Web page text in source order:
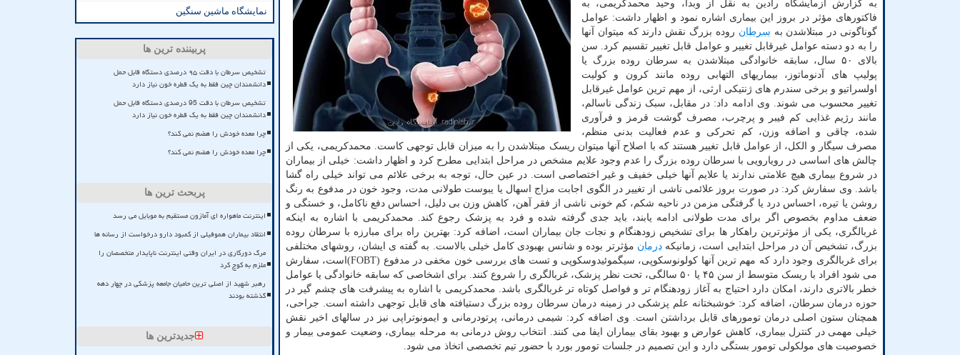
به گزارش آزمایشگاه رادین به نقل از وبدا، وحید محمدکریمی، به
فاکتورهای مؤثر در بروز این بیماری اشاره نمود و اظهار داشت: عوامل
گوناگونی در مبتلاشدن به سرطان روده بزرگ نقش دارند که میتوان آنها
را به دو دسته عوامل غیرقابل تغییر و عوامل قابل تغییر تقسیم کرد. سن
بالای ۵۰ سال، سابقه خانوادگی مبتلاشدن به سرطان روده بزرگ یا
پولیپ های آدنوماتوز، بیماریهای التهابی روده مانند کرون و کولیت
اولسراتیو و برخی سندرم های ژنتیکی ارثی، از مهم ترین عوامل غیرقابل
تغییر محسوب می شوند. وی ادامه داد: در مقابل، سبک زندگی ناسالم،
مانند رژیم غذایی کم فیبر و پرچرب، مصرف گوشت قرمز و فرآوری
شده، چاقی و اضافه وزن، کم تحرکی و عدم فعالیت بدنی منظم،
مصرف سیگار و الکل، از عوامل قابل تغییر هستند که با اصلاح آنها میتوان ریسک مبتلاشدن را به میزان قابل توجهی کاست. محمدکریمی، یکی از
چالش های اساسی در رویارویی با سرطان روده بزرگ را عدم وجود علایم مشخص در مراحل ابتدایی مطرح کرد و اظهار داشت: خیلی از بیماران
در شروع بیماری هیچ علامتی ندارند یا علایم آنها خیلی خفیف و غیر اختصاصی است. در عین حال، توجه به برخی علائم می تواند خیلی راه گشا
باشد. وی سفارش کرد: در صورت بروز علائمی ناشی از تغییر در الگوی اجابت مزاج اسهال یا یبوست طولانی مدت، وجود خون در مدفوع به رنگ
روشن یا تیره، احساس درد یا گرفتگی مزمن در ناحیه شکم، کم خونی ناشی از فقر آهن، کاهش وزن بی دلیل، احساس دفع ناکامل، و خستگی و
ضعف مداوم بخصوص اگر برای مدت طولانی ادامه یابند، باید جدی گرفته شده و فرد به پزشک رجوع کند. محمدکریمی با اشاره به اینکه
غربالگری، یکی از مؤثرترین راهکار ها برای تشخیص زودهنگام و نجات جان بیماران است، اضافه کرد: بهترین راه برای مبارزه با سرطان روده
بزرگ، تشخیص آن در مراحل ابتدایی است، زمانیکهدرمان مؤثرتر بوده و شانس بهبودی کامل خیلی بالاست. به گفته ی ایشان، روشهای مختلفی
برای غربالگری وجود دارد که مهم ترین آنها کولونوسکوپی، سیگموئیدوسکوپی و تست های بررسی خون مخفی در مدفوع (FOBT)است، سفارش
می شود افراد با ریسک متوسط از سن ۴۵ یا ۵۰ سالگی، تحت نظر پزشک، غربالگری را شروع کنند. برای اشخاصی که سابقه خانوادگی یا عوامل
خطر بالاتری دارند، امکان دارد احتیاج به آغاز زودهنگام تر و فواصل کوتاه تر غربالگری باشد. محمدکریمی با اشاره به پیشرفت های چشم گیر در
حوزه درمان سرطان، اضافه کرد: خوشبختانه علم پزشکی در زمینه درمان سرطان روده بزرگ دستیافته های قابل توجهی داشته است. جراحی،
همچنان ستون اصلی درمان تومورهای قابل برداشتن است. وی اضافه کرد: شیمی درمانی، پرتودرمانی و ایمونوتراپی نیز در سالهای اخیر نقش
خیلی مهمی در کنترل بیماری، کاهش عوارض و بهبود بقای بیماران ایفا می کنند. انتخاب روش درمانی به مرحله بیماری، وضعیت عمومی بیمار و
خصوصیت های مولکولی تومور بستگی دارد و این تصمیم در جلسات تومور بورد با حضور تیم تخصصی اتخاذ می شود.
نمایشگاه ماشین سنگین
پربیننده ترین ها
تشخیص سرطان با دقت ۹۵ درصدی دستگاه قابل حمل
دانشمندان چین فقط به یک قطره خون نیاز دارد
تشخیص سرطان با دقت 95 درصدی دستگاه قابل حمل
دانشمندان چین فقط به یک قطره خون نیاز دارد
چرا معده خودش را هضم نمی کند؟
چرا معده خودش را هضم نمی کند؟
پربحث ترین ها
اینترنت ماهواره ای آمازون مستقیم به موبایل می رسد
انتقاد بیماران هموفیلی از کمبود دارو درخواست از رسانه ها
مرگ دورکاری در ایران وقتی اینترنت ناپایدار متخصصان را
ملزم به کوچ کرد
رهبر شهید از اصلی ترین حامیان جامعه پزشکی در چهار دهه
گذشته بودند
جدیدترین ها